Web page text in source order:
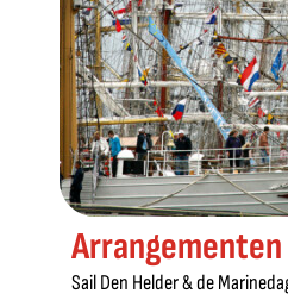
Sail Den Helder & de